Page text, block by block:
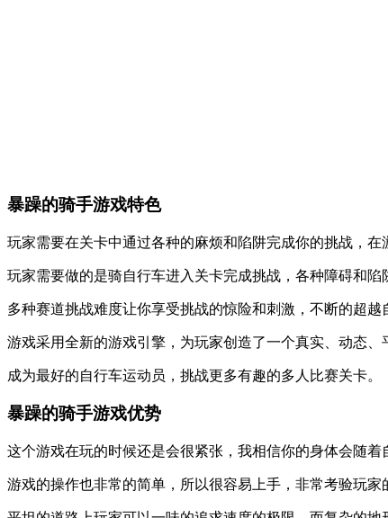
暴躁的骑手游戏特色
玩家需要在关卡中通过各种的麻烦和陷阱完成你的挑战，在
玩家需要做的是骑自行车进入关卡完成挑战，各种障碍和陷
多种赛道挑战难度让你享受挑战的惊险和刺激，不断的超越
游戏采用全新的游戏引擎，为玩家创造了一个真实、动态、
成为最好的自行车运动员，挑战更多有趣的多人比赛关卡。
暴躁的骑手游戏优势
这个游戏在玩的时候还是会很紧张，我相信你的身体会随着
游戏的操作也非常的简单，所以很容易上手，非常考验玩家